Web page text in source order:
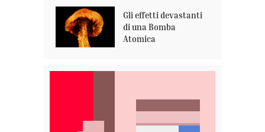
Gli effetti devastanti
di una Bomba
Atomica